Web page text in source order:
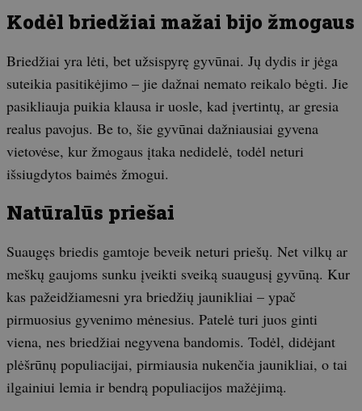
Kodėl briedžiai mažai bijo žmogaus
Briedžiai yra lėti, bet užsispyrę gyvūnai. Jų dydis ir jėga
suteikia pasitikėjimo – jie dažnai nemato reikalo bėgti. Jie
pasikliauja puikia klausa ir uosle, kad įvertintų, ar gresia
realus pavojus. Be to, šie gyvūnai dažniausiai gyvena
vietovėse, kur žmogaus įtaka nedidelė, todėl neturi
išsiugdytos baimės žmogui.
Natūralūs priešai
Suaugęs briedis gamtoje beveik neturi priešų. Net vilkų ar
meškų gaujoms sunku įveikti sveiką suaugusį gyvūną. Kur
kas pažeidžiamesni yra briedžių jaunikliai – ypač
pirmuosius gyvenimo mėnesius. Patelė turi juos ginti
viena, nes briedžiai negyvena bandomis. Todėl, didėjant
plėšrūnų populiacijai, pirmiausia nukenčia jaunikliai, o tai
ilgainiui lemia ir bendrą populiacijos mažėjimą.